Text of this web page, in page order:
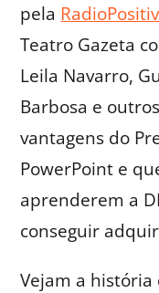
pela
Teatro Gazeta
Leila Navarro,
Barbosa e
vantagens do
PowerPoint e
aprenderem a
conseguir
Vejam a história